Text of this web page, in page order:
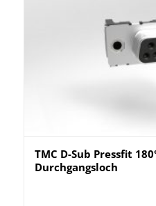
TMC D-Sub Pressfit
Durchgangsloch